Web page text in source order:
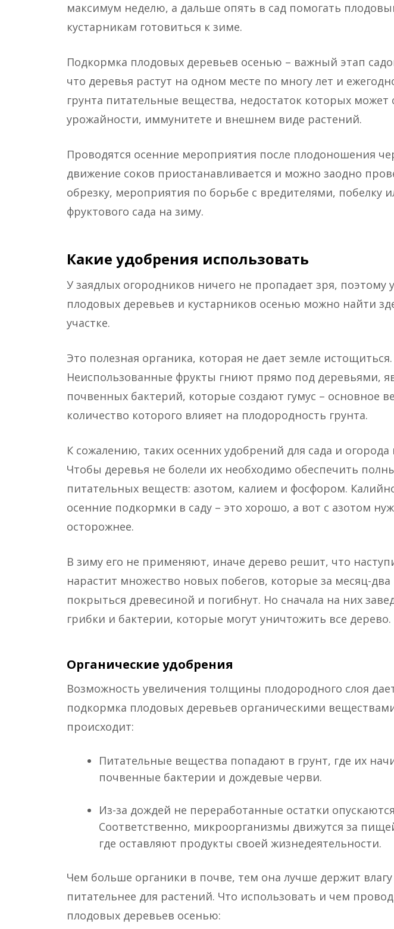
максимум неделю, а дальше опять в сад помогать
кустарникам готовиться к зиме.
Подкормка плодовых деревьев осенью – важный этап
что деревья растут на одном месте по многу лет и
грунта питательные вещества, недостаток которых может
урожайности, иммунитете и внешнем виде растений.
Проводятся осенние мероприятия после плодоношения
движение соков приостанавливается и можно заодно
обрезку, мероприятия по борьбе с вредителями, побелку
фруктового сада на зиму.
Какие удобрения использовать
У заядлых огородников ничего не пропадает зря, поэтому
плодовых деревьев и кустарников осенью можно найти
участке.
Это полезная органика, которая не дает земле истощиться.
Неиспользованные фрукты гниют прямо под деревьями,
почвенных бактерий, которые создают гумус – основное
количество которого влияет на плодородность грунта.
К сожалению, таких осенних удобрений для сада и огорода
Чтобы деревья не болели их необходимо обеспечить
питательных веществ: азотом, калием и фосфором.
осенние подкормки в саду – это хорошо, а вот с азотом
осторожнее.
В зиму его не применяют, иначе дерево решит, что
нарастит множество новых побегов, которые за месяц-два
покрыться древесиной и погибнут. Но сначала на них
грибки и бактерии, которые могут уничтожить все дерево.
Органические удобрения
Возможность увеличения толщины плодородного слоя
подкормка плодовых деревьев органическими
происходит:
Питательные вещества попадают в грунт, где их
почвенные бактерии и дождевые черви.
Из-за дождей не переработанные остатки
Соответственно, микроорганизмы движутся за
где оставляют продукты своей жизнедеятельности.
Чем больше органики в почве, тем она лучше держит
питательнее для растений. Что использовать и чем
плодовых деревьев осенью: